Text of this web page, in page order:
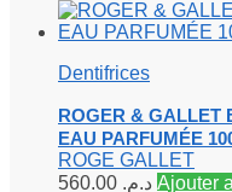
Dentifrices
ROGER & GALLET
EAU PARFUMÉE
ROGE GALLET
د.م. Ajouter